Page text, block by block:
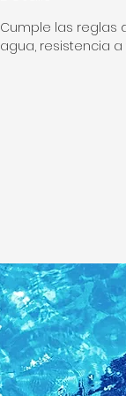
Cumple las reglas
agua, resistencia